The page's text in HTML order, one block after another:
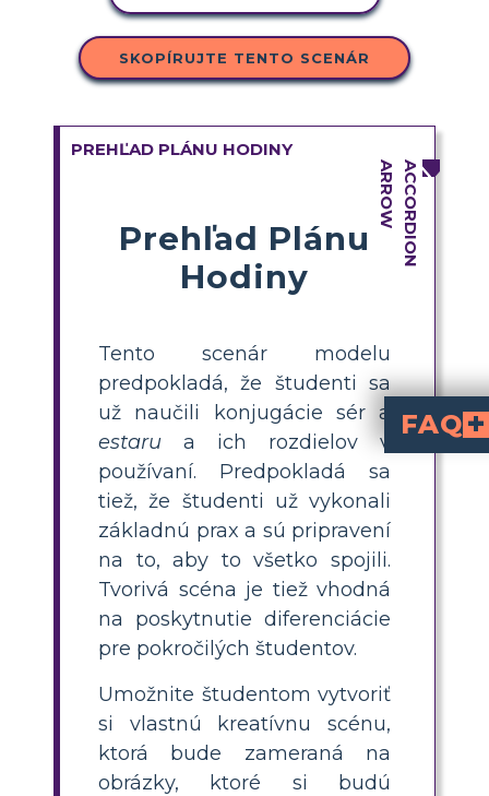
SKOPÍRUJTE TENTO SCENÁR
PREHĽAD PLÁNU HODINY
Prehľad Plánu
Hodiny
Tento scenár modelu
predpokladá, že študenti sa
už naučili konjugácie sér a
estaru a ich rozdielov v
používaní. Predpokladá sa
tiež, že študenti už vykonali
základnú prax a sú pripravení
na to, aby to všetko spojili.
Tvorivá scéna je tiež vhodná
na poskytnutie diferenciácie
pre pokročilých študentov.
Umožnite študentom vytvoriť
si vlastnú kreatívnu scénu,
ktorá bude zameraná na
obrázky, ktoré si budú
FAQ